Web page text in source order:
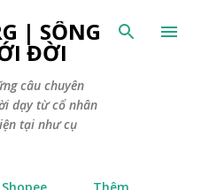
dung chính
| SỐNG
ĐỜI
câu chuyên
dạy từ cổ nhân
tại như cụ